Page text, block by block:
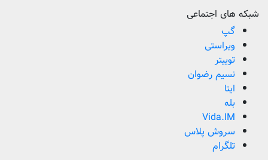
شبکه های اجتماعی
گپ
ویراستی
توییتر
نسیم رضوان
ایتا
بله
Vida.IM
سروش پلاس
تلگرام